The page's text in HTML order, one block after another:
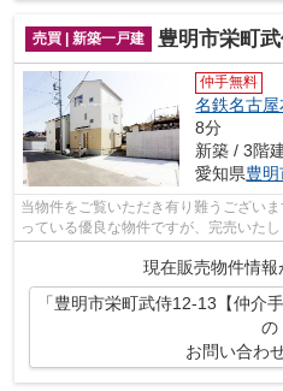
売買 | 新築一戸建 豊明市栄町武侍12-13
仲手無料
名鉄名古屋
8分
新築 / 3階
愛知県豊
当物件をご覧いただき有り難うござい
っている優良な物件ですが、完売いたしました
現在販売物件情報
「豊明市栄町武侍12-13【仲介
の
お問い合わ